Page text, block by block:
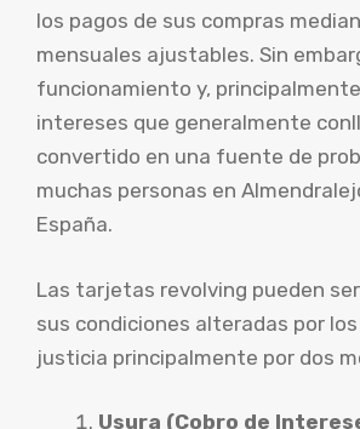
los pagos de sus compras
mensuales ajustables. Sin
funcionamiento y,
intereses que generalmente
convertido en una fuente de
muchas personas en
España.
Las tarjetas revolving pueden
sus condiciones alteradas por
justicia principalmente por dos
Usura (Cobro de